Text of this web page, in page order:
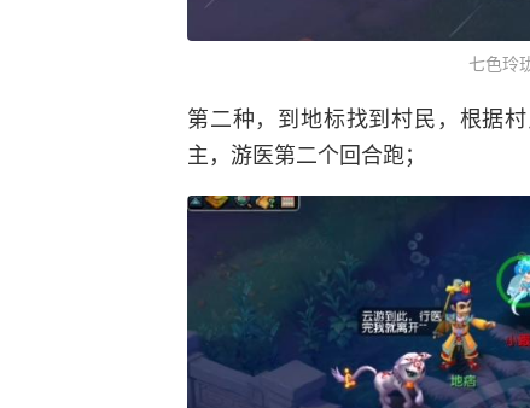
七色玲
第二种，到地标找到村民，根据
主，游医第二个回合跑；